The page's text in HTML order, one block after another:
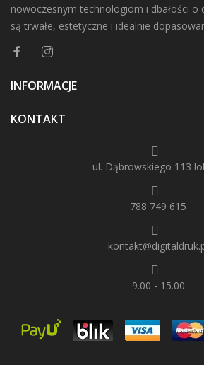
nowoczesnym technologiom i dbałości o
są trwałe, estetyczne i idealnie
INFORMACJE
KONTAKT
ul. Dąbrowskiego 113
788 749 615
9.00 - 15.00